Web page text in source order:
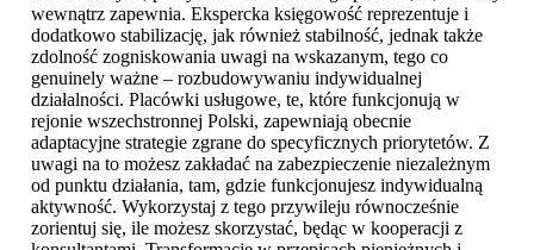
wewnątrz zapewnia. Ekspercka księgowość reprezentuje i
dodatkowo stabilizację, jak również stabilność, jednak także
zdolność zogniskowania uwagi na wskazanym, tego co
genuinely ważne – rozbudowywaniu indywidualnej
działalności. Placówki usługowe, te, które funkcjonują w
rejonie wszechstronnej Polski, zapewniają obecnie
adaptacyjne strategie zgrane do specyficznych priorytetów. Z
uwagi na to możesz zakładać na zabezpieczenie niezależnym
od punktu działania, tam, gdzie funkcjonujesz indywidualną
aktywność. Wykorzystaj z tego przywileju równocześnie
zorientuj się, ile możesz skorzystać, będąc w kooperacji z